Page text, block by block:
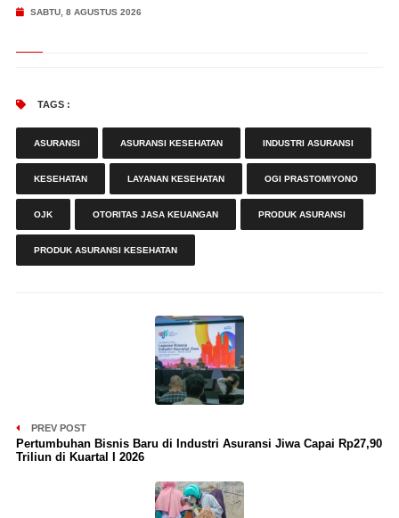
SABTU, 8 AGUSTUS 2026
TAGS :
ASURANSI ASURANSI KESEHATAN INDUSTRI ASURANSI
KESEHATAN LAYANAN KESEHATAN OGI PRASTOMIYONO
OJK OTORITAS JASA KEUANGAN PRODUK ASURANSI
PRODUK ASURANSI KESEHATAN
PREV POST
Pertumbuhan Bisnis Baru di Industri Asuransi Jiwa Capai Rp27,90
Triliun di Kuartal I 2026